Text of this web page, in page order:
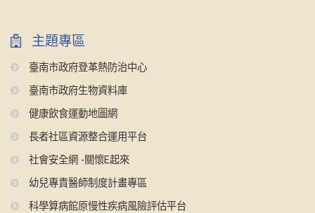
主題專區
臺南市政府登革熱防治中心
臺南市政府生物資料庫
健康飲食運動地圖網
長者社區資源整合運用平台
社會安全網 -關懷E起來
幼兒專責醫師制度計畫專區
科學算病館原慢性疾病風險評估平台